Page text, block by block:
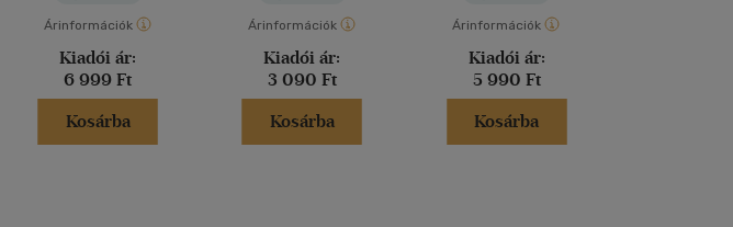
Árinformációk
Kiadói ár:
6 999 Ft
Kosárba
Árinformációk
Kiadói ár:
3 090 Ft
Kosárba
Árinformációk
Kiadói ár:
5 990 Ft
Kosárba